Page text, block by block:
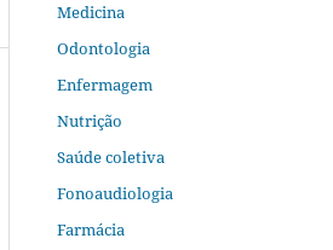
Medicina
Odontologia
Enfermagem
Nutrição
Saúde coletiva
Fonoaudiologia
Farmácia